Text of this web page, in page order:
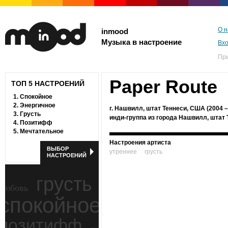
inmood
Музыка в настроение
О
ТОП 5 НАСТРОЕНИЙ
1. Спокойное
2. Энергичное
3. Грусть
4. Позитифф
5. Мечтательное
ВЫБОР
НАСТРОЕНИЙ
грусть
Paper Route
г. Нашвилл, штат Теннеси, США (2004
инди-группа из города Нашвилл, штат
Настроения артиста
утреннее
грусть